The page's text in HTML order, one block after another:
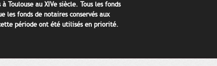
Toulouse au XIVe siècle. Tous les fonds
les fonds de notaires conservés aux
période ont été utilisés en priorité.